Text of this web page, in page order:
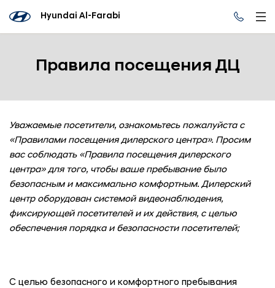
Hyundai Al-Farabi
Правила посещения ДЦ
Уважаемые посетители, ознакомьтесь пожалуйста с
«Правилами посещения дилерского центра». Просим
вас соблюдать «Правила посещения дилерского
центра» для того, чтобы ваше пребывание было
безопасным и максимально комфортным. Дилерский
центр оборудован системой видеонаблюдения,
фиксирующей посетителей и их действия, с целью
обеспечения порядка и безопасности посетителей;
C целью безопасного и комфортного пребывания